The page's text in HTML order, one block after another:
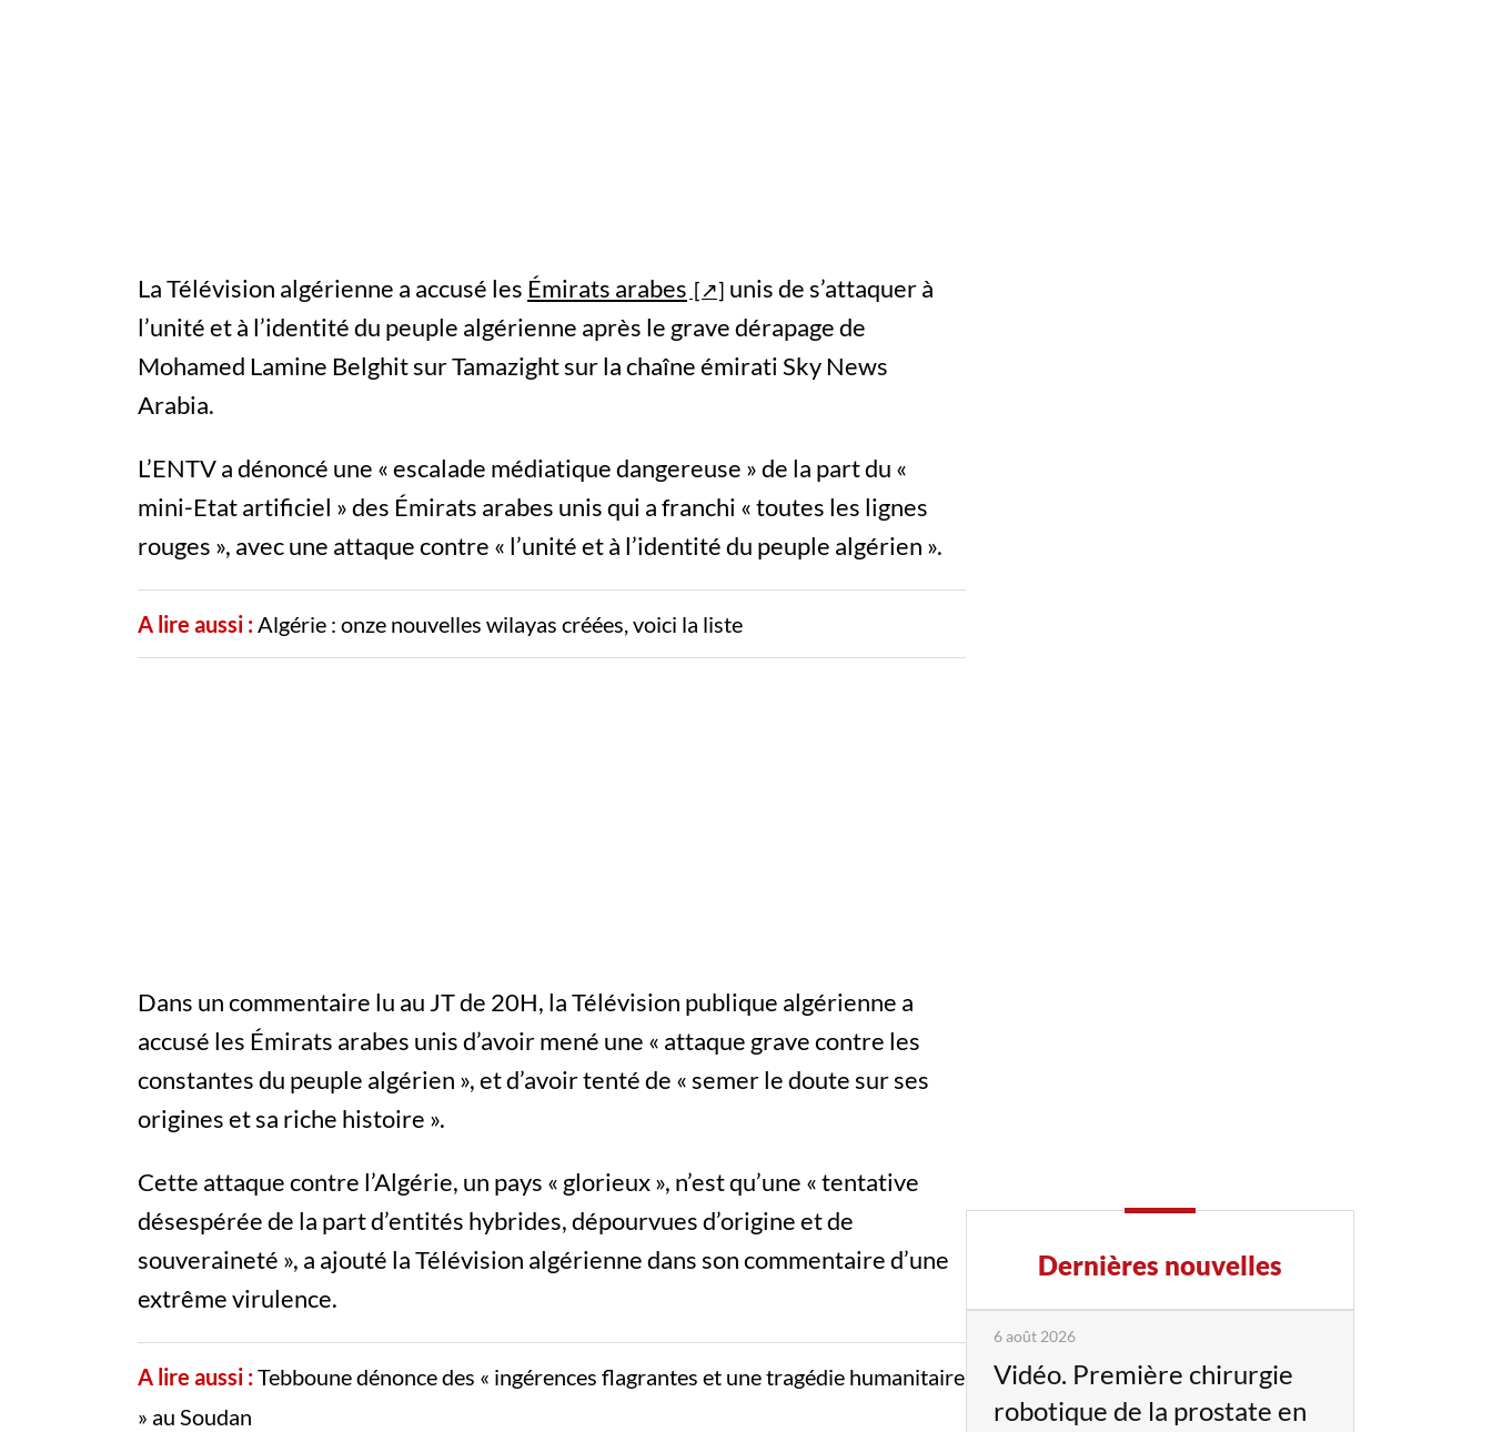
La Télévision algérienne a accusé les Émirats arabes
unis de s’attaquer à
l’unité et à l’identité du peuple algérienne après le grave dérapage de
Mohamed Lamine Belghit sur Tamazight sur la chaîne émirati Sky News
Arabia.
L’ENTV a dénoncé une « escalade médiatique dangereuse » de la part du «
mini-Etat artificiel » des Émirats arabes unis qui a franchi « toutes les lignes
rouges », avec une attaque contre « l’unité et à l’identité du peuple algérien ».
A lire aussi : Algérie : onze nouvelles wilayas créées, voici la liste
Dans un commentaire lu au JT de 20H, la Télévision publique algérienne a
accusé les Émirats arabes unis d’avoir mené une « attaque grave contre les
constantes du peuple algérien », et d’avoir tenté de « semer le doute sur ses
origines et sa riche histoire ».
Cette attaque contre l’Algérie, un pays « glorieux », n’est qu’une « tentative
désespérée de la part d’entités hybrides, dépourvues d’origine et de
souveraineté », a ajouté la Télévision algérienne dans son commentaire d’une
extrême virulence.
A lire aussi :Tebboune dénonce des « ingérences flagrantes et une tragédie humanitaire
» au Soudan
Dernières nouvelles
6 août 2026
Vidéo. Première chirurgie
robotique de la prostate en